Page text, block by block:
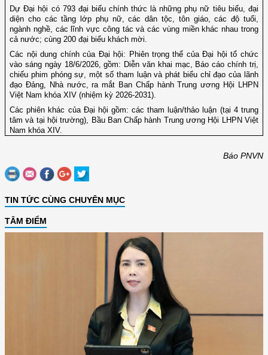
Dự Đại hội có 793 đại biểu chính thức là những phụ nữ tiêu biểu, đại
diện cho các tầng lớp phụ nữ, các dân tộc, tôn giáo, các độ tuổi,
ngành nghề, các lĩnh vực công tác và các vùng miền khác nhau trong
cả nước; cùng 200 đại biểu khách mời.
Các nội dung chính của Đại hội: Phiên trọng thể của Đại hội tổ chức
vào sáng ngày 18/6/2026, gồm: Diễn văn khai mạc, Báo cáo chính trị,
chiếu phim phóng sự, một số tham luận và phát biểu chỉ đạo của lãnh
đạo Đảng, Nhà nước, ra mắt Ban Chấp hành Trung ương Hội LHPN
Việt Nam khóa XIV (nhiệm kỳ 2026-2031).
Các phiên khác của Đại hội gồm: các tham luận/thảo luận (tại 4 trung
tâm và tại hội trường), Bầu Ban Chấp hành Trung ương Hội LHPN Việt
Nam khóa XIV.
Báo PNVN
TIN TỨC CÙNG CHUYÊN MỤC
TÂM ĐIỂM